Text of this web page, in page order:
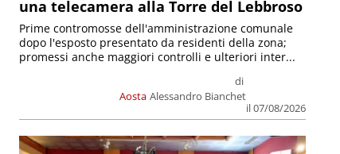
una telecamera alla Torre del Lebbroso
Aosta
di
Alessandro Bianchet
il 07/08/2026
Prime contromosse dell'amministrazione comunale
dopo l'esposto presentato da residenti della zona;
promessi anche maggiori controlli e ulteriori inter...